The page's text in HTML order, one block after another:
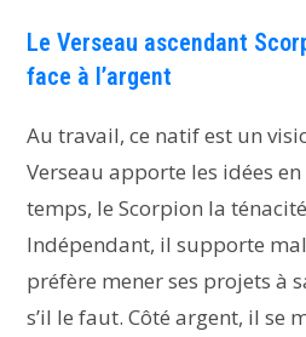
Le Verseau ascendant
face à l’argent
Au travail, ce natif est un
Verseau apporte les idées
temps, le Scorpion la
Indépendant, il supporte
préfère mener ses projets à
s’il le faut. Côté argent, il se